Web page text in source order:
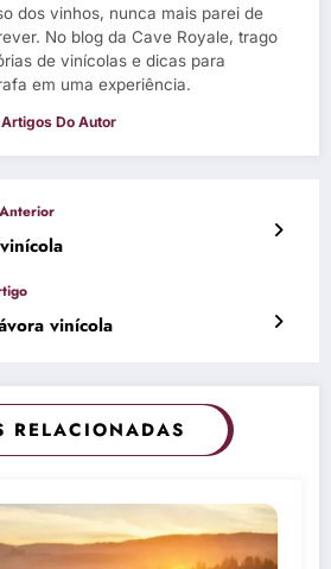
dos vinhos, nunca mais parei de
No blog da Cave Royale, trago
de vinícolas e dicas para
em uma experiência.
vinícola
RELACIONADAS